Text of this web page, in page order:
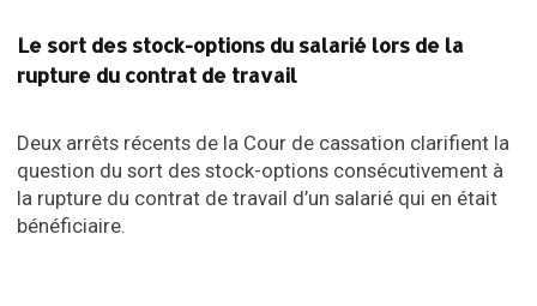
Le sort des stock-options du salarié lors de la
rupture du contrat de travail
Deux arrêts récents de la Cour de cassation clarifient la
question du sort des stock-options consécutivement à
la rupture du contrat de travail d’un salarié qui en était
bénéficiaire.